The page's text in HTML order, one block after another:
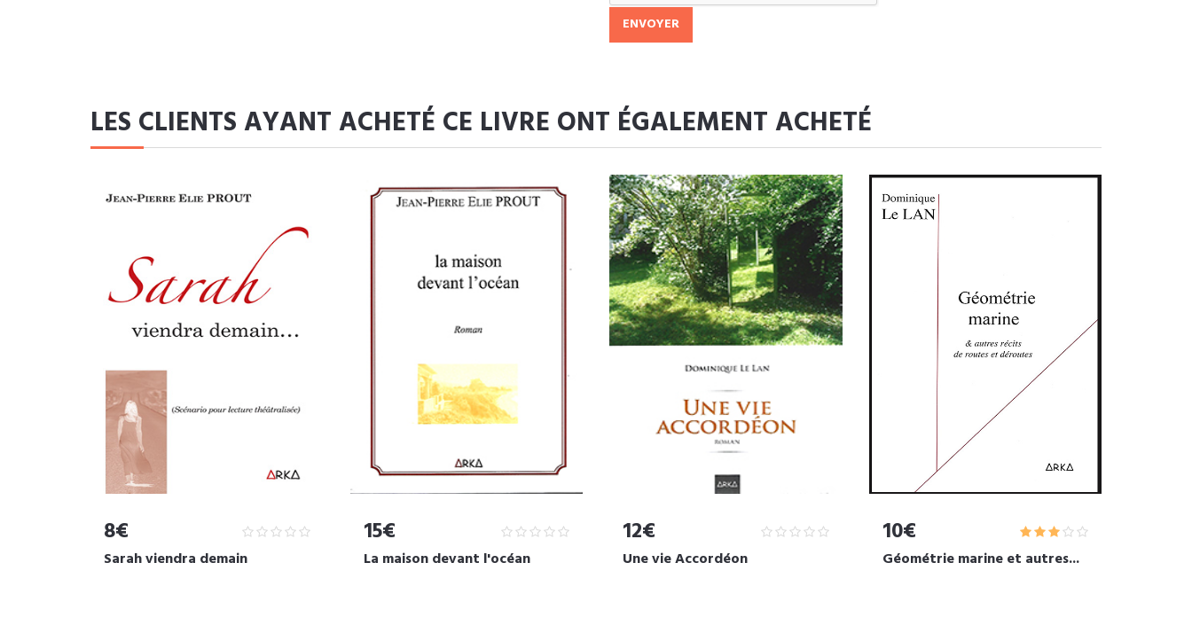
ENVOYER
LES CLIENTS AYANT ACHETÉ CE LIVRE ONT ÉGALEMENT ACHETÉ
8€
Sarah viendra demain
15€
La maison devant l'océan
12€
Une vie Accordéon
10€
Géométrie marine et autres...